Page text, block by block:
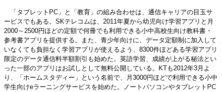
「タブレットPC」と「教育」の組み合わせは、通信キャリアの目玉サ
ービスでもある。SKテレコムは、2011年夏から幼児向け学習アプリと月
2000～2500円ほどの定額で何冊でも利用できる小中高校生向け教科書・
参考書アプリを提供する。また、青少年向けに、データ定額制に加入して
いなくても負担なく学習アプリが使えるよう、8300件ほどある学習アプリ
限定のデータ通信料半額割引も始めた。英語学習、成績が上がる秘法とい
った一部のアプリはお試しとして無料公開している。KTも2012年3月よ
り、「ホームスタディー」という名前で、月3000円ほどで利用できる小中
学生向けeラーニングサービスを始めた。ノートパソコンやタブレットPC